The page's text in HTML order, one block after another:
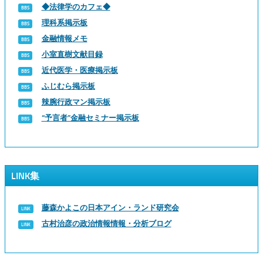
◆法律学のカフェ◆
理科系掲示板
金融情報メモ
小室直樹文献目録
近代医学・医療掲示板
ふじむら掲示板
辣腕行政マン掲示板
“予言者”金融セミナー掲示板
LINK集
藤森かよこの日本アイン・ランド研究会
古村治彦の政治情報情報・分析ブログ